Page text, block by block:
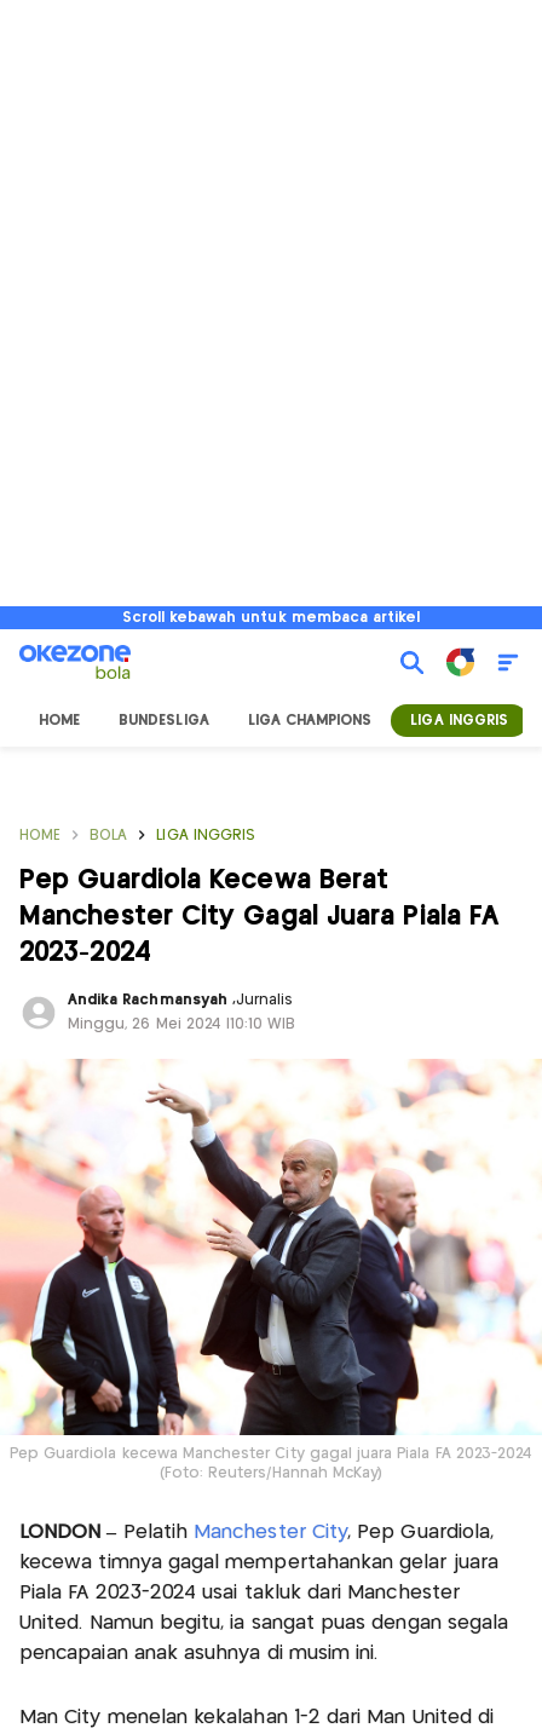
Scroll kebawah untuk membaca artikel
HOME BUNDESLIGA LIGA CHAMPIONS LIGA INGGRIS
HOME BOLA LIGA INGGRIS
Pep Guardiola Kecewa Berat
Manchester City Gagal Juara Piala FA
2023-2024
Andika Rachmansyah ,Jurnalis
Minggu, 26 Mei 2024 |10:10 WIB
Pep Guardiola kecewa Manchester City gagal juara Piala FA 2023-2024
(Foto: Reuters/Hannah McKay)
LONDON –Pelatih Manchester City, Pep Guardiola,
kecewa timnya gagal mempertahankan gelar juara
Piala FA 2023-2024 usai takluk dari Manchester
United. Namun begitu, ia sangat puas dengan segala
pencapaian anak asuhnya di musim ini.
Man City menelan kekalahan 1-2 dari Man United di